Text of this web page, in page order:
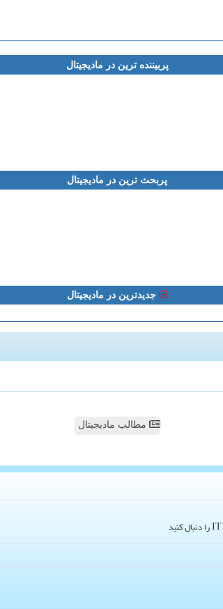
پربیننده ترین در مادیجیتال
پربحث ترین در مادیجیتال
جدیدترین در مادیجیتال
مطالب مادیجیتال